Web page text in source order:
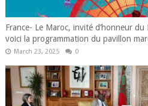
France- Le Maroc, invité d’honneur
voici la programmation du pavillon
March 23, 2025 0